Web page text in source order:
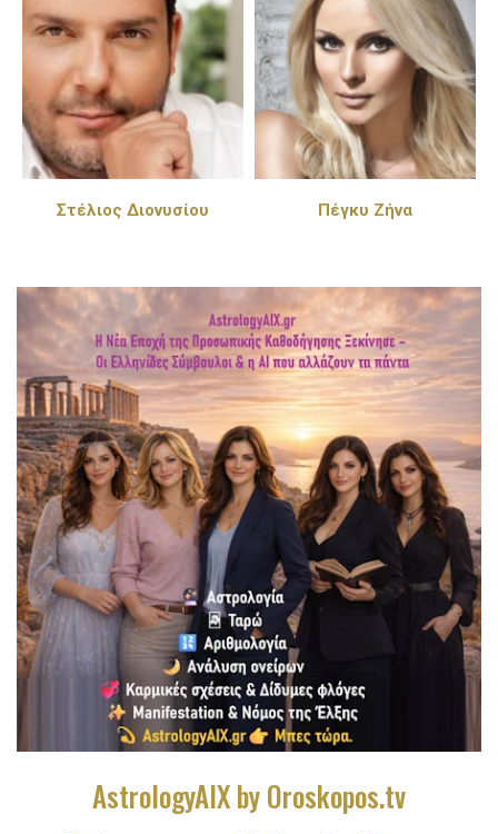
Στέλιος Διονυσίου Πέγκυ Ζήνα
AstrologyAIX by Oroskopos.tv